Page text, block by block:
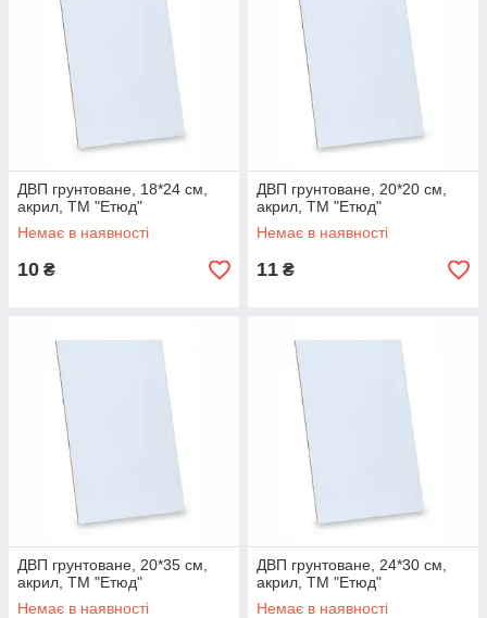
ДВП грунтоване, 18*24 см,
акрил, ТМ "Етюд"
Немає в наявності
10 ₴
ДВП грунтоване, 20*20 см,
акрил, ТМ "Етюд"
Немає в наявності
11 ₴
ДВП грунтоване, 20*35 см,
акрил, ТМ "Етюд"
Немає в наявності
ДВП грунтоване, 24*30 см,
акрил, ТМ "Етюд"
Немає в наявності